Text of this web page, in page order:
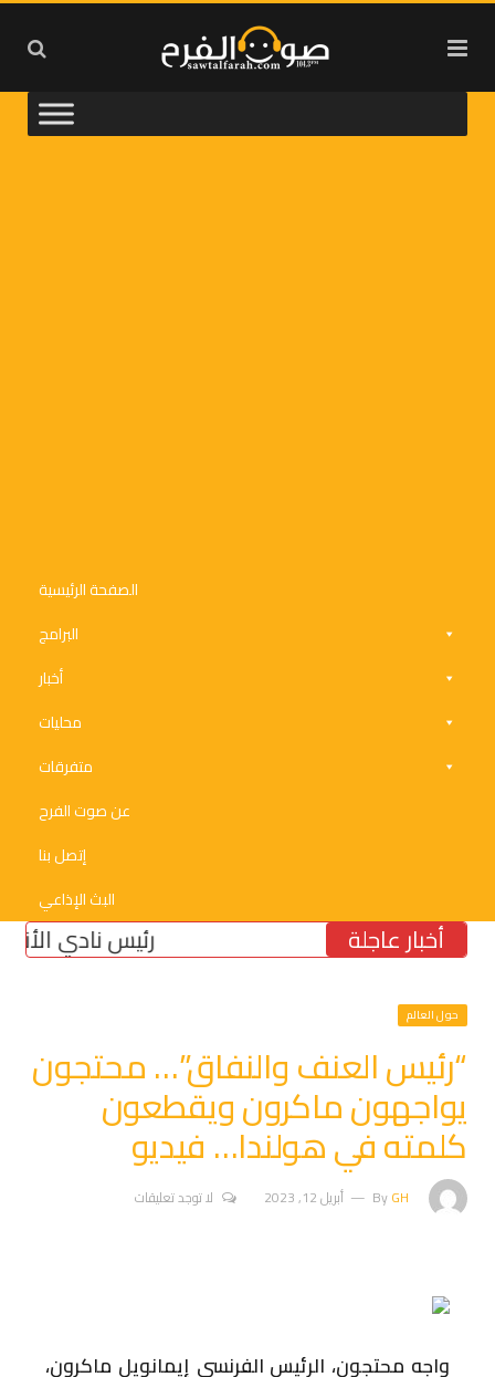
الصفحة الرئيسية
البرامج
أخبار
محليات
متفرقات
عن صوت الفرح
إتصل بنا
البث الإذاعي
أخبار عاجلة رئيس نادي الأنصار
حول العالم
“رئيس العنف والنفاق”… محتجون
يواجهون ماكرون ويقطعون
كلمته في هولندا… فيديو
ByGH أبريل 12, 2023 لا توجد تعليقات
واجه محتجون، الرئيس الفرنسي إيمانويل ماكرون،